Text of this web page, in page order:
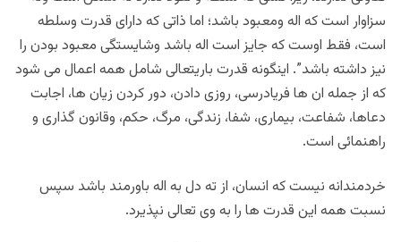
سزاوار است که اله ومعبود باشد؛ اما ذاتی که دارای قدرت وسلطه
است، فقط اوست که جایز است اله باشد وشایستگی معبود بودن را
نیز داشته باشد”. اینگونه قدرت باریتعالی شامل همه اعمال می شود
که از جمله ان ها فریادرسی، روزی دادن، دور کردن زیان ها، اجابت
دعاها، شفاعت، بیماری، شفا، زندگی، مرگ، حکم، وقانون گذاری و
راهنمائی است.
خردمندانه نیست که انسان، از ته دل به اله باورمند باشد سپس
نسبت همه این قدرت ها را به وی تعالی نپذیرد.